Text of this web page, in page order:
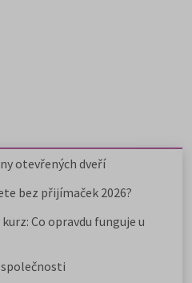
otevřených dveří
bez přijímaček 2026?
Co opravdu funguje u
společnosti